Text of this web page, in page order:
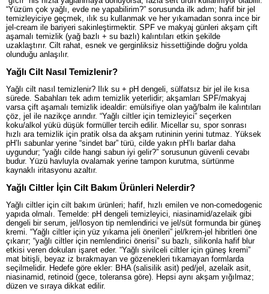
“Yüzüm çok yağlı, evde ne yapabilirim?” sorusunda ilk adım; hafif bir jel
temizleyiciye geçmek, ılık su kullanmak ve her yıkamadan sonra ince bir
jel-cream ile bariyeri sakinleştirmektir. SPF ve makyaj günleri akşam çift
aşamalı temizlik (yağ bazlı + su bazlı) kalıntıları etkin şekilde
uzaklaştırır. Cilt rahat, esnek ve gerginliksiz hissettiğinde doğru yolda
olunduğu anlaşılır.
Yağlı Cilt Nasıl Temizlenir?
Yağlı cilt nasıl temizlenir? Ilık su + pH dengeli, sülfatsız bir jel ile kısa
sürede. Sabahları tek adım temizlik yeterlidir; akşamları SPF/makyaj
varsa çift aşamalı temizlik idealdir: emülsifiye olan yağ/balm ile kalıntıları
çöz, jel ile nazikçe arındır. “Yağlı ciltler için temizleyici” seçerken
koku/alkol yükü düşük formüller tercih edilir. Micellar su, spor sonrası
hızlı ara temizlik için pratik olsa da akşam rutininin yerini tutmaz. Yüksek
pH’lı sabunlar yerine “sindet bar” türü, cilde yakın pH’lı barlar daha
uygundur; “yağlı cilde hangi sabun iyi gelir?” sorusunun güvenli cevabı
budur. Yüzü havluyla ovalamak yerine tampon kurutma, sürtünme
kaynaklı iritasyonu azaltır.
Yağlı Ciltler İçin Cilt Bakım Ürünleri Nelerdir?
Yağlı ciltler için cilt bakım ürünleri; hafif, hızlı emilen ve non-comedogenic
yapıda olmalı. Temelde: pH dengeli temizleyici, niasinamid/azelaik gibi
dengeli bir serum, jel/losyon tip nemlendirici ve jel/süt formunda bir güneş
kremi. “Yağlı ciltler için yüz yıkama jeli önerileri” jel/krem-jel hibritleri öne
çıkarır; “yağlı ciltler için nemlendirici önerisi” su bazlı, silikonla hafif blur
etkisi veren dokuları işaret eder. “Yağlı sivilceli ciltler için güneş kremi”
mat bitişli, beyaz iz bırakmayan ve gözenekleri tıkamayan formlarda
seçilmelidir. Hedefe göre ekler: BHA (salisilik asit) ped/jel, azelai̇k asit,
niasinamid, retinoid (gece, toleransa göre). Hepsi aynı akşam yığılmaz;
düzen ve sıraya dikkat edilir.